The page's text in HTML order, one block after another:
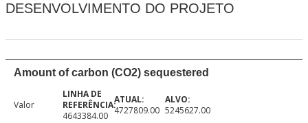
DESENVOLVIMENTO DO PROJETO
Amount of carbon (CO2) sequestered
Valor
4643384.00 4727809.00 5245627.00